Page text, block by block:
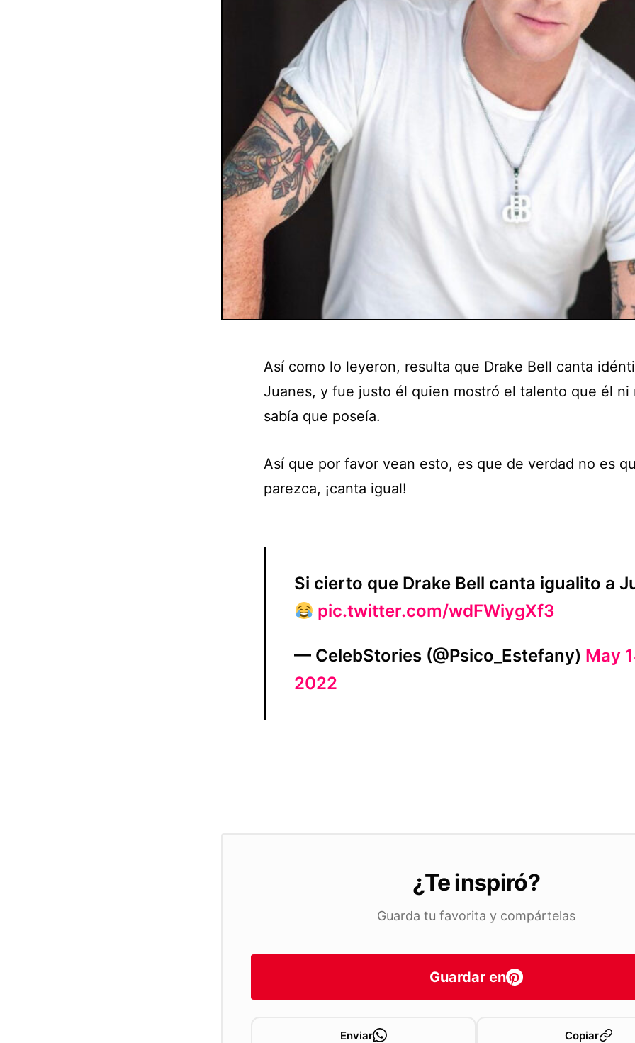
Así como lo leyeron, resulta que Drake Bell canta
Juanes, y fue justo él quien mostró el talento que él ni
sabía que poseía.
Así que por favor vean esto, es que de verdad no es
parezca, ¡canta igual!
Si cierto que Drake Bell canta igualito a
pic.twitter.com/wdFWiygXf3
— CelebStories (@Psico_Estefany) May
2022
¿Te inspiró?
Guarda tu favorita y compártelas
Guardar en
Enviar Copiar